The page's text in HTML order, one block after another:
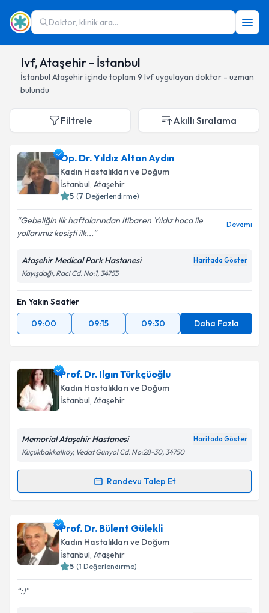
Doktor, klinik ara...
Ivf, Ataşehir - İstanbul
İstanbul Ataşehiriçinde toplam 9 Ivfuygulayan doktor - uzman
bulundu
Filtrele Akıllı Sıralama
Op. Dr. Yıldız Altan Aydın
Kadın Hastalıkları ve Doğum
İstanbul, Ataşehir
5 (7 Değerlendirme)
Gebeliğin ilk haftalarından itibaren Yıldız hoca ile
yollarımız kesişti ilk...
Devamı
Ataşehir Medical Park Hastanesi Haritada Göster
Kayışdağı, Raci Cd. No:1, 34755
En Yakın Saatler
09:00
09:15 09:30 Daha Fazla
Prof. Dr. Ilgın Türkçüoğlu
Kadın Hastalıkları ve Doğum
İstanbul, Ataşehir
Memorial Ataşehir Hastanesi Haritada Göster
Küçükbakkalköy, Vedat Günyol Cd. No:28-30, 34750
Randevu Talep Et
Randevu Takvimi Talebi
Prof. Dr. Ilgın Türkçüoğluiçin randevu takvimi talebi
oluşturun. Size bu uzmandan randevu almanız için bir
takvim hazırlandığında e-posta ile bilgilendireceğiz.
Prof. Dr. Bülent Gülekli
Kadın Hastalıkları ve Doğum
İstanbul, Ataşehir
5 (1 Değerlendirme)
:)